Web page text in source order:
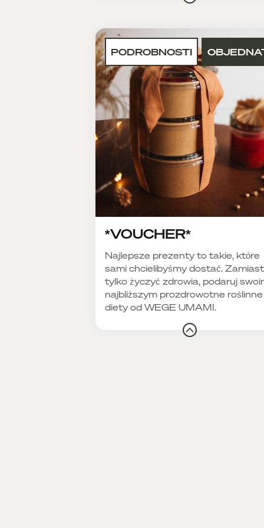
PODROBNOSTI
*VOUCHER*
Najlepsze prezenty to takie, które
sami chcielibyśmy dostać. Zamiast
tylko życzyć zdrowia, podaruj
najbliższym prozdrowotne roślinne
diety od WEGE UMAMI.